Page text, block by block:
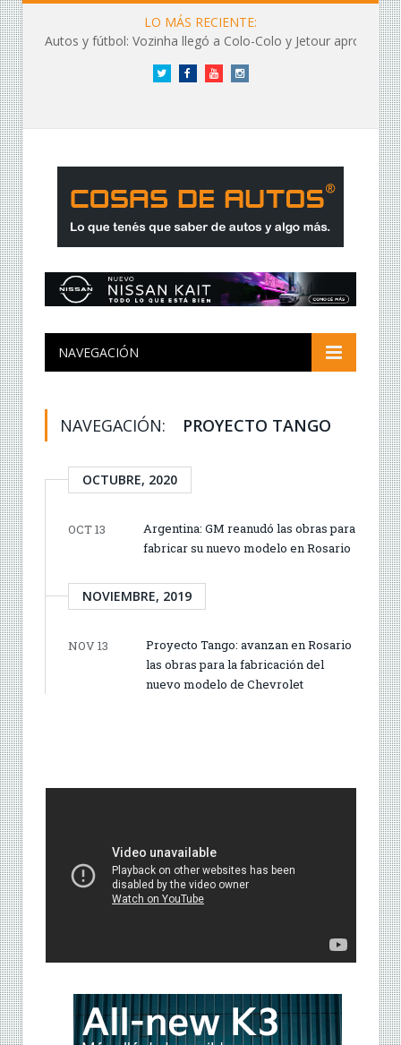
LO MÁS RECIENTE:
Autos y fútbol: Vozinha llegó a Colo-Colo y Jetour aprovechó los flashes
Twitter FacebookYouTubeInstagram
NAVEGACIÓN
NAVEGACIÓN: PROYECTO TANGO
OCTUBRE, 2020
OCT 13
Argentina: GM reanudó las obras para
fabricar su nuevo modelo en Rosario
NOVIEMBRE, 2019
NOV 13
Proyecto Tango: avanzan en Rosario
las obras para la fabricación del
nuevo modelo de Chevrolet